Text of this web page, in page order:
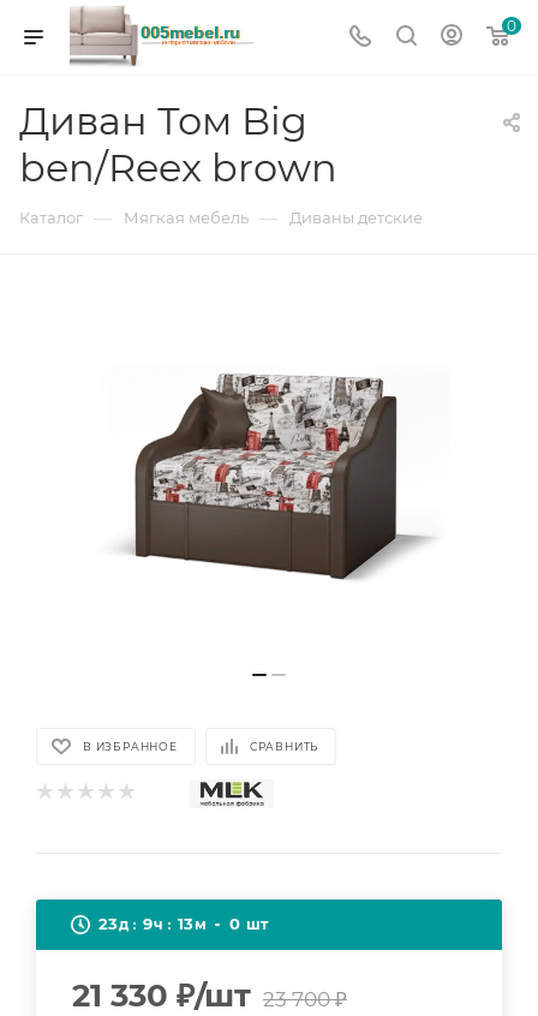
0
Диван Том Big
ben/Reex brown
Каталог — Мягкая мебель — Диваны детские
В ИЗБРАННОЕ СРАВНИТЬ
23д 9ч 13м 0 шт
21 330 ₽/шт 23 700₽